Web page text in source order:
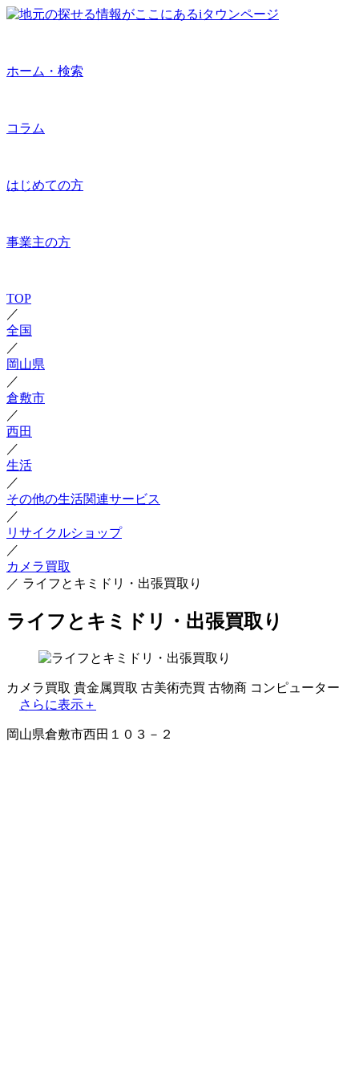
ホーム・検索
コラム
はじめての方
事業主の方
TOP
／
全国
／
岡山県
／
倉敷市
／
西田
／
生活
／
その他の生活関連サービス
／
リサイクルショップ
／
カメラ買取
／ ライフとキミドリ・出張買取り
ライフとキミドリ・出張買取り
カメラ買取 貴金属買取 古美術売買 古物商 コンピューター
さらに表示＋
岡山県倉敷市西田１０３－２